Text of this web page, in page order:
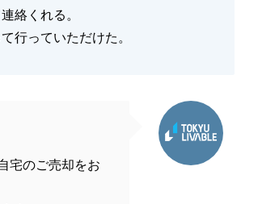
絡くれる。
行っていただけた。
宅のご売却をお